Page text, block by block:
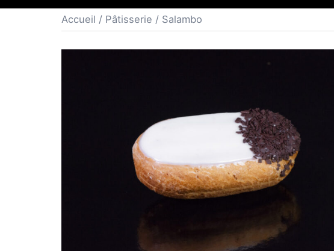
Accueil / Pâtisserie / Salambo